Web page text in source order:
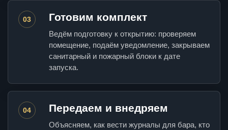
03 Готовим комплект
Ведём подготовку к открытию: проверяем
помещение, подаём уведомление, закрываем
санитарный и пожарный блоки к дате
запуска.
04 Передаем и внедряем
Объясняем, как вести журналы для бара, кто